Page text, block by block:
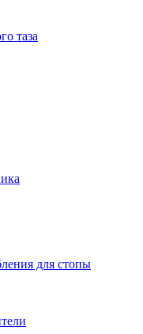
таза
для стопы